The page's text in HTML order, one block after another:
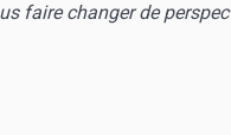
faire changer de